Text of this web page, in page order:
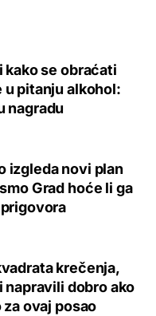
se obraćati
u pitanju alkohol:
nagradu
izgleda novi plan
Grad hoće li ga
krečenja,
napravili dobro ako
ovaj posao